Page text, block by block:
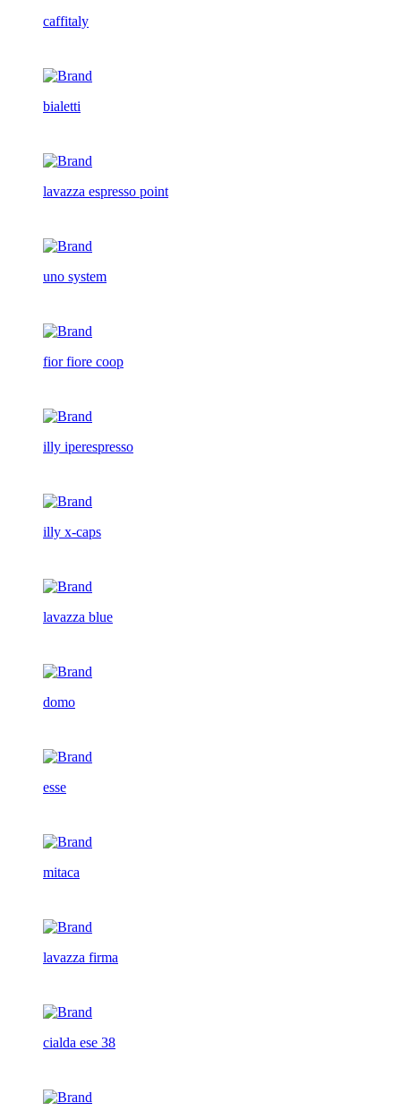
caffitaly
bialetti
lavazza espresso point
uno system
fior fiore coop
illy iperespresso
illy x-caps
lavazza blue
domo
esse
mitaca
lavazza firma
cialda ese 38